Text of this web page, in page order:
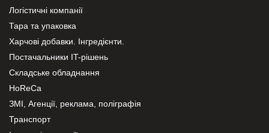
Логістичні компанії
Тара та упаковка
Харчові добавки. Інгредієнти.
Постачальники IT-рішень
Складське обладнання
HoReCa
ЗМІ, Агенції, реклама, поліграфія
Транспорт